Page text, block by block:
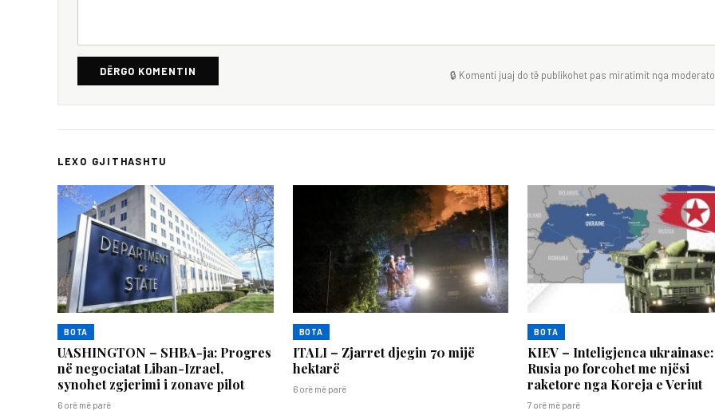
DËRGO KOMENTIN 🔒 Komenti juaj do të publikohet pas miratimit nga
LEXO GJITHASHTU
BOTA
UASHINGTON – SHBA-ja: Progres
në negociatat Liban-Izrael,
synohet zgjerimi i zonave pilot
6 orë më parë
BOTA
ITALI – Zjarret djegin 70 mijë
hektarë
6 orë më parë
BOTA
KIEV – Inteligjenca ukrainase:
Rusia po forcohet me njësi
raketore nga Koreja e Veriut
7 orë më parë